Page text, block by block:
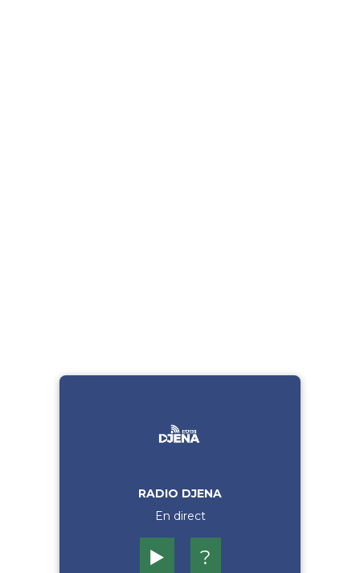
RADIO DJENA
En direct
▶️ ?